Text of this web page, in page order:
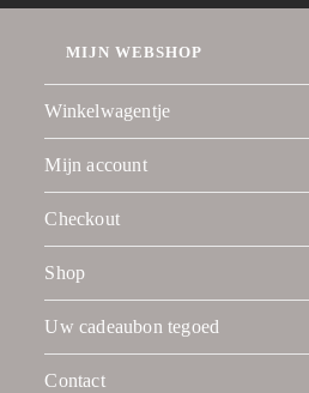
MIJN WEBSHOP
Winkelwagentje
Mijn account
Checkout
Shop
Uw cadeaubon tegoed
Contact